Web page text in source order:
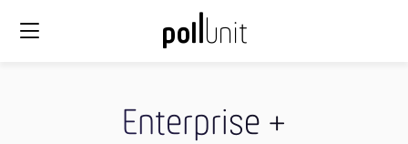
Enterprise +